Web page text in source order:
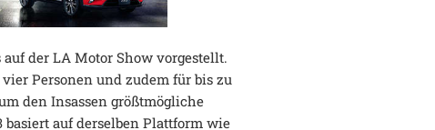
auf der LA Motor Show vorgestellt.
Personen und zudem für bis zu
den Insassen größtmögliche
auf derselben Plattform wie